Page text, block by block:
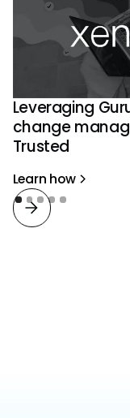
Leveraging
change
Trusted
Learn how